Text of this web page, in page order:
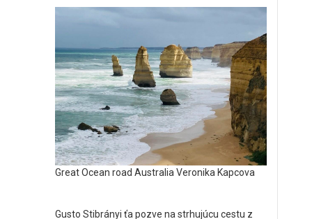
Great Ocean road Australia Veronika Kapcova
Gusto Stibrányi ťa pozve na strhujúcu cestu z